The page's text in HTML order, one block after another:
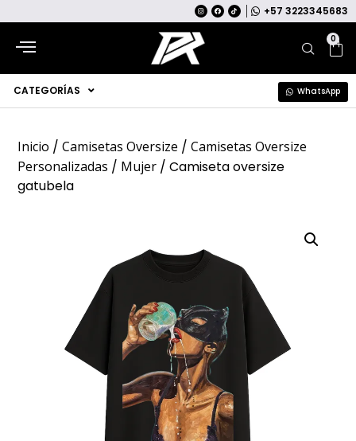
+57 3223345683
0
CATEGORÍAS WhatsApp
Inicio /Camisetas Oversize /Camisetas Oversize
Personalizadas / Mujer / Camiseta oversize
gatubela